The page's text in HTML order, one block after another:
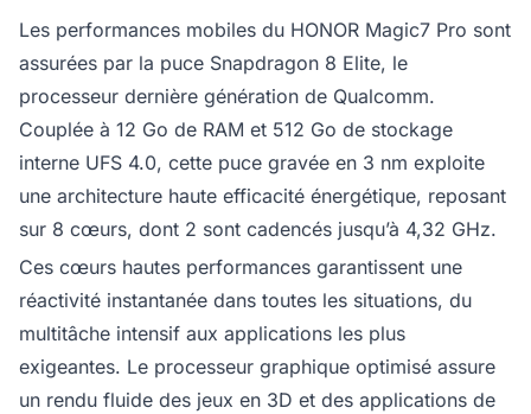
Les performances mobiles du HONOR Magic7 Pro sont
assurées par la puce Snapdragon 8 Elite, le
processeur dernière génération de Qualcomm.
Couplée à 12 Go de RAM et 512 Go de stockage
interne UFS 4.0, cette puce gravée en 3 nm exploite
une architecture haute efficacité énergétique, reposant
sur 8 cœurs, dont 2 sont cadencés jusqu’à 4,32 GHz.
Ces cœurs hautes performances garantissent une
réactivité instantanée dans toutes les situations, du
multitâche intensif aux applications les plus
exigeantes. Le processeur graphique optimisé assure
un rendu fluide des jeux en 3D et des applications de